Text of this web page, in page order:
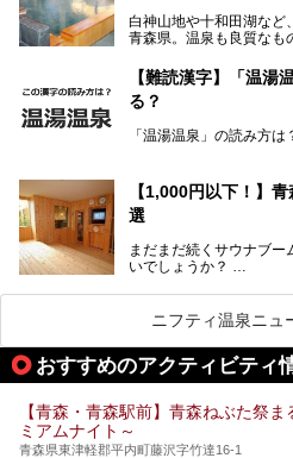
今回筆者は実際に宿泊し
に「羽州路の宿 あいの
ですが、実はあいのり
つ。その魅力を徹底解説
白神山地や十和田湖など
青森県。温泉も良質なも
の山並みを眺めながら
当地グルメを味わうひ
今回は、青森県でおすす
ください。
【難読漢字】「温湯
る？
「温湯温泉」の読み方は
か？
【1,000円以下！】
選
まだまだ続くサウナブー
いでしょうか？
そこでコスパ抜群！
紹介します。
格安でも充実の施設で
今回は青森県にある
ニフティ温泉ニュ
おすすめのアクティビティ
【青森・青森駅前】青森ねぶた祭
ミアムナイト～
青森県東津軽郡平内町藤沢字竹達16-1